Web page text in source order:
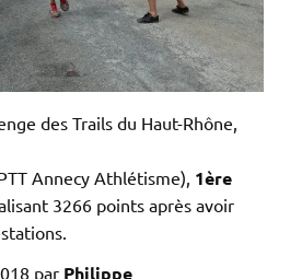
des Trails du Haut-Rhône,
Annecy Athlétisme), 1ère
3266 points après avoir
par Philippe